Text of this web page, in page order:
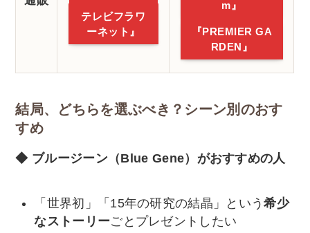
テレビフラワ
ーネット』
m』
『PREMIER GA
RDEN』
結局、どちらを選ぶべき？シーン別のおす
すめ
◆ ブルージーン（Blue Gene）がおすすめの人
「世界初」「15年の研究の結晶」という希少
なストーリーごとプレゼントしたい